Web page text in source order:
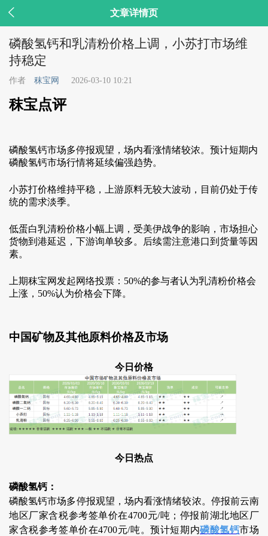
 文章详情页
磷酸氢钙和乳清粉价格上调，小苏打市场维
持稳定
作者 秣宝网 2026-03-10 10:21
秣宝点评
磷酸氢钙市场多停报观望，场内看涨情绪较浓。预计短期内
磷酸氢钙市场行情将延续偏强趋势。
小苏打价格维持平稳，上游原料无较大波动，目前仍处于传
统的需求淡季。
低蛋白乳清粉价格小幅上调，受美伊战争的影响，市场担心
货物到港延迟，下游询单较多。后续需注意港口到货量等因
素。
上期秣宝网发起网络投票：50%的参与者认为乳清粉价格会
上涨，50%认为价格会下降。
中国矿物及其他原料价格及市场
今日价格
今日热点
磷酸氢钙：
磷酸氢钙市场多停报观望，场内看涨情绪较浓。停报前云南
地区厂家含税参考签单价在4700元/吨；停报前湖北地区厂
家含税参考签单价在4700元/吨。预计短期内磷酸氢钙市场